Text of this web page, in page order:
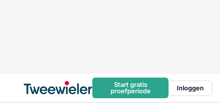
Start gratis
proefperiode
Inloggen